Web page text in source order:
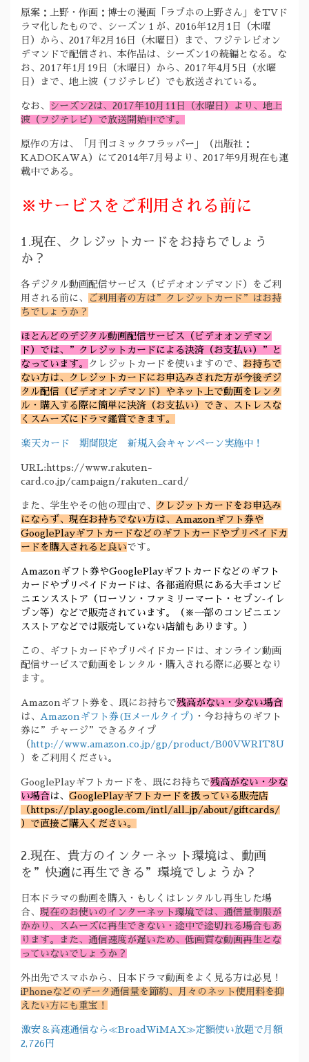
原案：上野・作画：博士の漫画「ラブホの上野さん」をTVド
ラマ化したもので、シーズン１が、2016年12月1日（木曜
日）から、2017年2月16日（木曜日）まで、フジテレビオン
デマンドで配信され、本作品は、シーズン1の続編となる。な
お、2017年1月19日（木曜日）から、2017年4月5日（水曜
日）まで、地上波（フジテレビ）でも放送されている。
なお、
シーズン2は、2017年10月11日（水曜日）より、地上
波（フジテレビ）で放送開始中です。
原作の方は、「月刊コミックフラッパー」（出版社：
KADOKAWA）にて2014年7月号より、2017年9月現在も連
載中である。
※サービスをご利用される前に
1.現在、クレジットカードをお持ちでしょう
か？
各デジタル動画配信サービス（ビデオオンデマンド）をご利
用される前に、
ご利用者の方は”クレジットカード”はお持
ちでしょうか？
ほとんどのデジタル動画配信サービス（ビデオオンデマン
ド）では、”クレジットカードによる決済（お支払い）”と
なっています。
クレジットカードを使いますので、 お持ちで
ない方は、クレジットカードにお申込みされた方が今後デジ
タル配信（ビデオオンデマンド）やネット上で動画をレンタ
ル・購入する際に簡単に決済（お支払い）でき、ストレスな
くスムーズにドラマ鑑賞できます。
楽天カード 期間限定 新規入会キャンペーン実施中！
URL:https://www.rakuten-
card.co.jp/campaign/rakuten_card/
また、学生やその他の理由で、 クレジットカードをお申込み
にならず、現在お持ちでない方は、Amazonギフト券や
GooglePlayギフトカードなどのギフトカードやプリペイドカ
ードを購入されると良いです。
Amazonギフト券やGooglePlayギフトカードなどのギフト
カードやプリペイドカードは、各都道府県にある大手コンビ
ニエンスストア（ローソン・ファミリーマート・セブン‐イレ
ブン等）などで販売されています。（※一部のコンビニエン
スストアなどでは販売していない店舗もあります。）
この、ギフトカードやプリペイドカードは、オンライン動画
配信サービスで動画をレンタル・購入される際に必要となり
ます。
Amazonギフト券を、既にお持ちで残高がない・少ない場合
は、
Amazonギフト券(Eメールタイプ) ・今お持ちのギフト
券に”チャージ”できるタイプ
（ http://www.amazon.co.jp/gp/product/B00VWRIT8U
）をご利用ください。
GooglePlayギフトカードを、既にお持ちで残高がない・少な
い場合 は、 GooglePlayギフトカードを扱っている販売店
（https://play.google.com/intl/all_jp/about/giftcards/
）で直接ご購入ください。
2.現在、貴方のインターネット環境は、動画
を”快適に再生できる”環境でしょうか？
日本ドラマの動画を購入・もしくはレンタルし再生した場
合、 現在のお使いのインターネット環境では、通信量制限が
かかり、スムーズに再生できない・途中で途切れる場合もあ
ります。また、通信速度が遅いため、低画質な動画再生とな
っていないでしょうか？
外出先でスマホから、日本ドラマ動画をよく見る方は必見！
iPhoneなどのデータ通信量を節約、月々のネット使用料を抑
えたい方にも重宝！
激安＆高速通信なら≪BroadWiMAX≫定額使い放題で月額
2,726円